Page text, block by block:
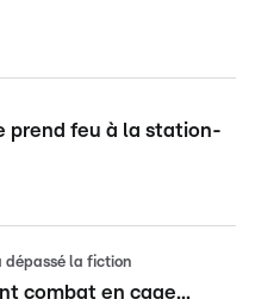
prend feu à la station-
dépassé la fiction
combat en cage...